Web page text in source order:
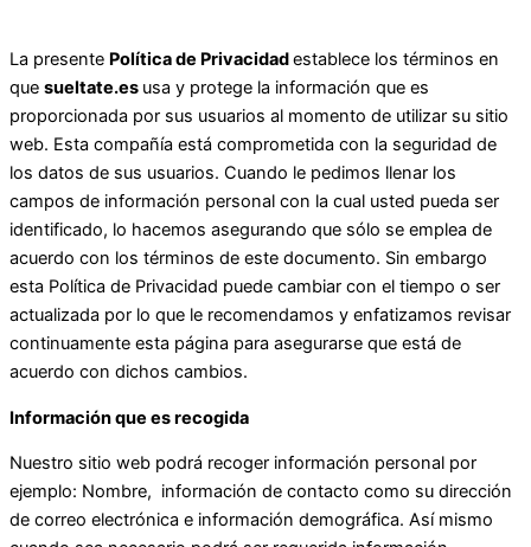
La presente Política de Privacidadestablece los términos en
que sueltate.es usa y protege la información que es
proporcionada por sus usuarios al momento de utilizar su sitio
web. Esta compañía está comprometida con la seguridad de
los datos de sus usuarios. Cuando le pedimos llenar los
campos de información personal con la cual usted pueda ser
identificado, lo hacemos asegurando que sólo se emplea de
acuerdo con los términos de este documento. Sin embargo
esta Política de Privacidad puede cambiar con el tiempo o ser
actualizada por lo que le recomendamos y enfatizamos revisar
continuamente esta página para asegurarse que está de
acuerdo con dichos cambios.
Información que es recogida
Nuestro sitio web podrá recoger información personal por
ejemplo: Nombre, información de contacto como su dirección
de correo electrónica e información demográfica. Así mismo